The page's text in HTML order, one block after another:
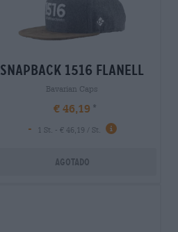
snapback 1516 flanell
Bavarian Caps
€ 46,19
-
1 St. - € 46,19 / St.
Agotado